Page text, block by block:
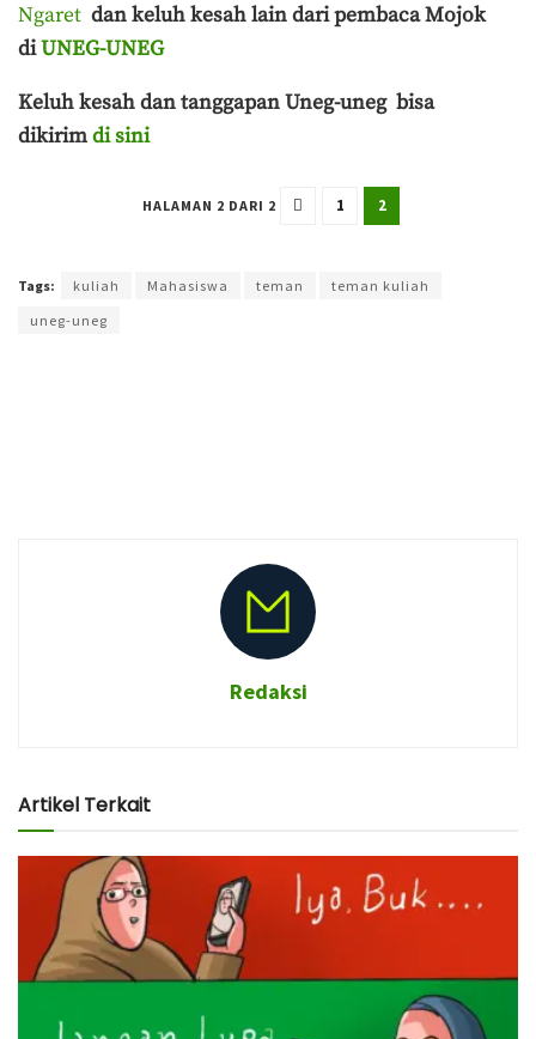
Ngaret dan keluh kesah lain dari pembaca Mojok
diUNEG-UNEG
Keluh kesah dan tanggapan Uneg-uneg bisa
dikirimdi sini
HALAMAN 2 DARI 2 1 2
Tags: kuliah Mahasiswa teman
teman kuliah
uneg-uneg
Redaksi
Artikel Terkait